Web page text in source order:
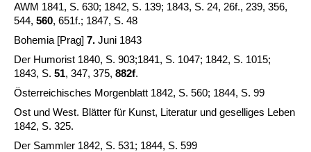
AWM 1841, S. 630; 1842, S. 139; 1843, S. 24, 26f., 239, 356,
544, 560, 651f.; 1847, S. 48
Bohemia [Prag] 7. Juni 1843
Der Humorist 1840, S. 903;1841, S. 1047; 1842, S. 1015;
1843, S. 51, 347, 375, 882f.
Österreichisches Morgenblatt 1842, S. 560; 1844, S. 99
Ost und West. Blätter für Kunst, Literatur und geselliges Leben
1842, S. 325.
Der Sammler 1842, S. 531; 1844, S. 599